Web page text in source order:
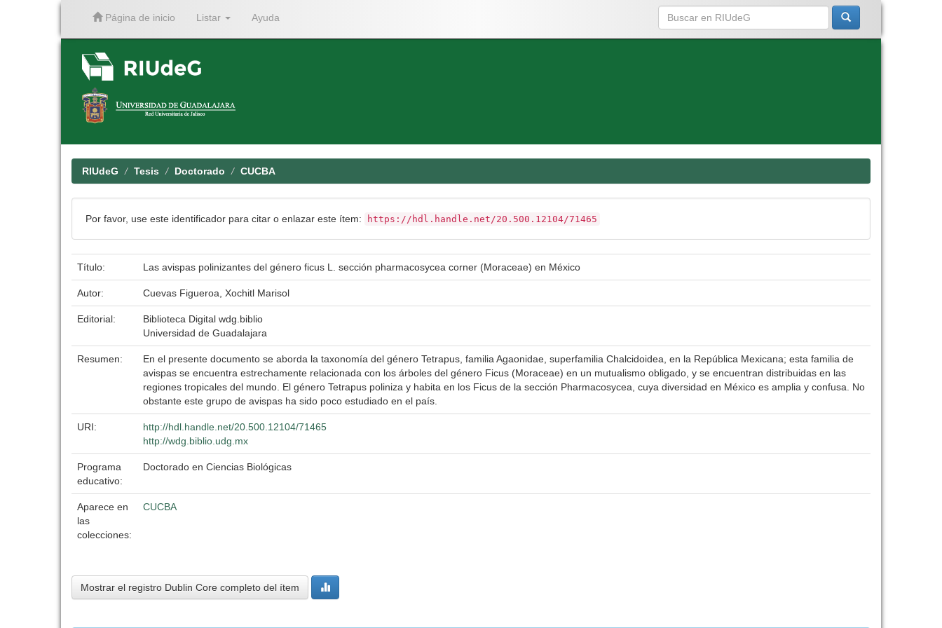
Página de inicio Listar Ayuda
RIUdeG Tesis Doctorado CUCBA
Por favor, use este identificador para citar o enlazar este ítem: https://hdl.handle.net/20.500.12104/71465
Título: Las avispas polinizantes del género ficus L. sección pharmacosycea corner (Moraceae) en México
Autor: Cuevas Figueroa, Xochitl Marisol
Editorial:
Biblioteca Digital wdg.biblio
Universidad de Guadalajara
Resumen:
En el presente documento se aborda la taxonomía del género Tetrapus, familia Agaonidae, superfamilia Chalcidoidea, en la República Mexicana; esta familia de
avispas se encuentra estrechamente relacionada con los árboles del género Ficus (Moraceae) en un mutualismo obligado, y se encuentran distribuidas en las
regiones tropicales del mundo. El género Tetrapus poliniza y habita en los Ficus de la sección Pharmacosycea, cuya diversidad en México es amplia y confusa. No
obstante este grupo de avispas ha sido poco estudiado en el país.
URI:
http://hdl.handle.net/20.500.12104/71465
http://wdg.biblio.udg.mx
Programa
educativo:
Doctorado en Ciencias Biológicas
Aparece en
las
colecciones:
CUCBA
Mostrar el registro Dublin Core completo del ítem